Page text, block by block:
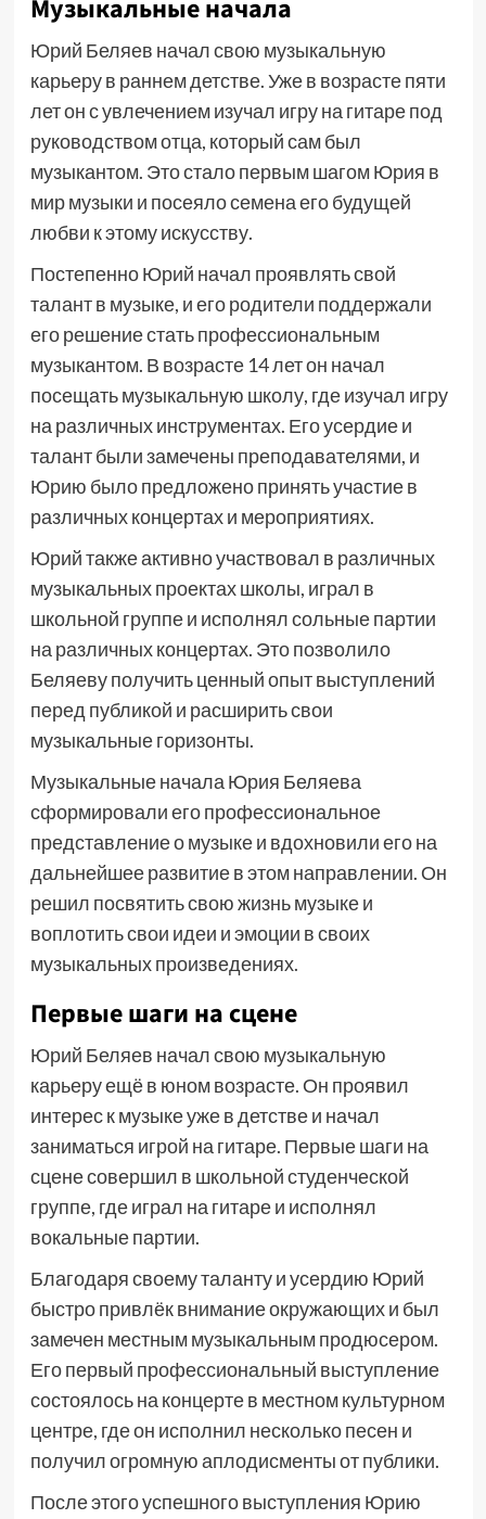
Музыкальные начала
Юрий Беляев начал свою музыкальную
карьеру в раннем детстве. Уже в возрасте пяти
лет он с увлечением изучал игру на гитаре под
руководством отца, который сам был
музыкантом. Это стало первым шагом Юрия в
мир музыки и посеяло семена его будущей
любви к этому искусству.
Постепенно Юрий начал проявлять свой
талант в музыке, и его родители поддержали
его решение стать профессиональным
музыкантом. В возрасте 14 лет он начал
посещать музыкальную школу, где изучал игру
на различных инструментах. Его усердие и
талант были замечены преподавателями, и
Юрию было предложено принять участие в
различных концертах и мероприятиях.
Юрий также активно участвовал в различных
музыкальных проектах школы, играл в
школьной группе и исполнял сольные партии
на различных концертах. Это позволило
Беляеву получить ценный опыт выступлений
перед публикой и расширить свои
музыкальные горизонты.
Музыкальные начала Юрия Беляева
сформировали его профессиональное
представление о музыке и вдохновили его на
дальнейшее развитие в этом направлении. Он
решил посвятить свою жизнь музыке и
воплотить свои идеи и эмоции в своих
музыкальных произведениях.
Первые шаги на сцене
Юрий Беляев начал свою музыкальную
карьеру ещё в юном возрасте. Он проявил
интерес к музыке уже в детстве и начал
заниматься игрой на гитаре. Первые шаги на
сцене совершил в школьной студенческой
группе, где играл на гитаре и исполнял
вокальные партии.
Благодаря своему таланту и усердию Юрий
быстро привлёк внимание окружающих и был
замечен местным музыкальным продюсером.
Его первый профессиональный выступление
состоялось на концерте в местном культурном
центре, где он исполнил несколько песен и
получил огромную аплодисменты от публики.
После этого успешного выступления Юрию